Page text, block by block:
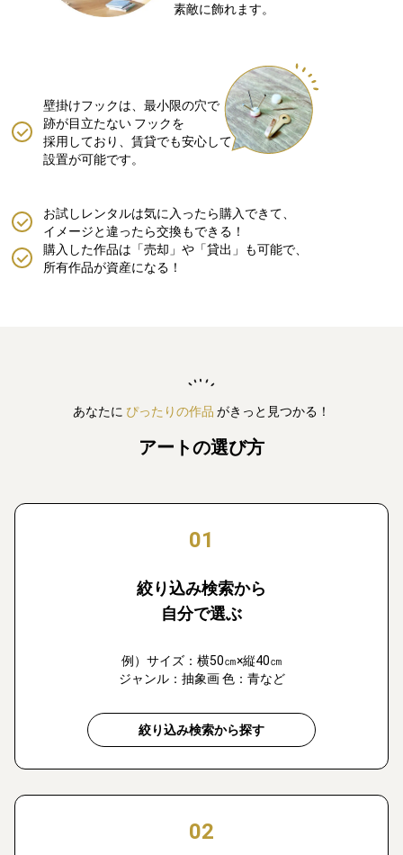
素敵に飾れます。
壁掛けフックは、最小限の穴で
跡が目立たない フックを
採用しており、賃貸でも安心して
設置が可能です。
購入した作品は「売却」や「貸出」も可能で、
所有作品が資産になる！
お試しレンタルは気に入ったら購入できて、
イメージと違ったら交換もできる！
あなたに ぴったりの作品 がきっと見つかる！
アートの選び方
01
絞り込み検索から
自分で選ぶ
例）サイズ：横50㎝×縦40㎝
ジャンル：抽象画 色：青など
絞り込み検索から探す
02